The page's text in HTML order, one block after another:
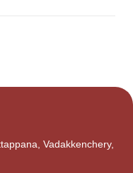
Vadakkenchery,